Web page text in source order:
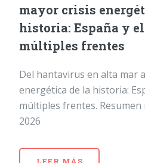
mayor crisis
historia: España y
múltiples frentes
Del hantavirus en alta mar
energética de la historia:
múltiples frentes. Resumen
2026
LEER MÁS